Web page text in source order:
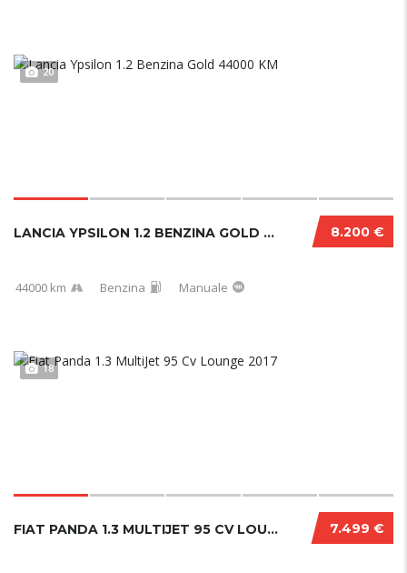
20
8.200 €
LANCIA YPSILON 1.2 BENZINA GOLD 44000 KM
44000 km Benzina Manuale
18
7.499 €
FIAT PANDA 1.3 MULTIJET 95 CV LOUNGE 2017...